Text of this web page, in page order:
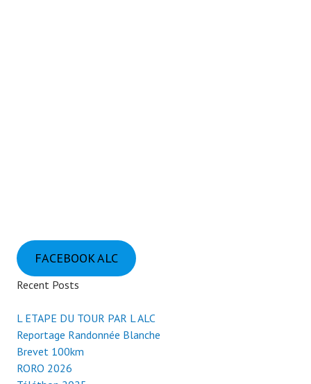
FACEBOOK ALC
Recent Posts
L ETAPE DU TOUR PAR L ALC
Reportage Randonnée Blanche
Brevet 100km
RORO 2026